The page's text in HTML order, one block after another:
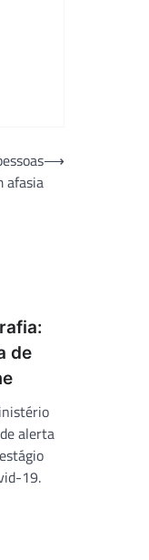
afasia
⟶
de
alerta
19.